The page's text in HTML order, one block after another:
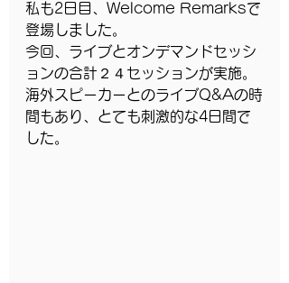
私も2日目、Welcome Remarksで
登場しました。
今回、ライブとオンデマンドセッシ
ョンの合計２４セッションが実施。
海外スピーカーとのライブQ&Aの時
間もあり、とても刺激的な4日間で
した。